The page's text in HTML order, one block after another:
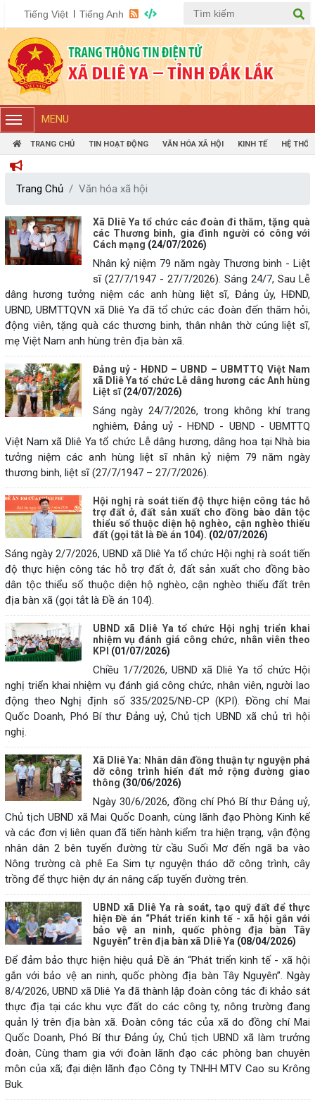
Tiếng Việt Tiếng Anh
MENU
TRANG CHỦ TIN HOẠT ĐỘNG VĂN HÓA XÃ HỘI KINH TẾ HỆ
Trang Chủ Văn hóa xã hội
Xã Dliê Ya tổ chức các đoàn đi thăm, tặng quà
các Thương binh, gia đình người có công với
Cách mạng (24/07/2026)
Nhân kỷ niệm 79 năm ngày Thương binh - Liệt
sĩ (27/7/1947 - 27/7/2026). Sáng 24/7, Sau Lễ
dâng hương tưởng niệm các anh hùng liệt sĩ, Đảng ủy, HĐND,
UBND, UBMTTQVN xã Dliê Ya đã tổ chức các đoàn đến thăm hỏi,
động viên, tặng quà các thương binh, thân nhân thờ cúng liệt sĩ,
mẹ Việt Nam anh hùng trên địa bàn xã.
Đảng uỷ - HĐND – UBND – UBMTTQ Việt Nam
xã Dliê Ya tổ chức Lễ dâng hương các Anh hùng
Liệt sĩ (24/07/2026)
Sáng ngày 24/7/2026, trong không khí trang
nghiêm, Đảng uỷ - HĐND - UBND - UBMTTQ
Việt Nam xã Dliê Ya tổ chức Lễ dâng hương, dâng hoa tại Nhà bia
tưởng niệm các anh hùng liệt sĩ nhân kỷ niệm 79 năm ngày
thương binh, liệt sĩ (27/7/1947 – 27/7/2026).
Hội nghị rà soát tiến độ thực hiện công tác hỗ
trợ đất ở, đất sản xuất cho đồng bào dân tộc
thiểu số thuộc diện hộ nghèo, cận nghèo thiếu
đất (gọi tắt là Đề án 104). (02/07/2026)
Sáng ngày 2/7/2026, UBND xã Dliê Ya tổ chức Hội nghị rà soát tiến
độ thực hiện công tác hỗ trợ đất ở, đất sản xuất cho đồng bào
dân tộc thiểu số thuộc diện hộ nghèo, cận nghèo thiếu đất trên
địa bàn xã (gọi tắt là Đề án 104).
UBND xã Dliê Ya tổ chức Hội nghị triển khai
nhiệm vụ đánh giá công chức, nhân viên theo
KPI (01/07/2026)
Chiều 1/7/2026, UBND xã Dliê Ya tổ chức Hội
nghị triển khai nhiệm vụ đánh giá công chức, nhân viên, người lao
động theo Nghị định số 335/2025/NĐ-CP (KPI). Đồng chí Mai
Quốc Doanh, Phó Bí thư Đảng uỷ, Chủ tịch UBND xã chủ trì hội
nghị.
Xã Dliê Ya: Nhân dân đồng thuận tự nguyện phá
dỡ công trình hiến đất mở rộng đường giao
thông (30/06/2026)
Ngày 30/6/2026, đồng chí Phó Bí thư Đảng uỷ,
Chủ tịch UBND xã Mai Quốc Doanh, cùng lãnh đạo Phòng Kinh kế
và các đơn vị liên quan đã tiến hành kiểm tra hiện trạng, vận động
nhân dân 2 bên tuyến đường từ cầu Suối Mơ đến ngã ba vào
Nông trường cà phê Ea Sim tự nguyện tháo dỡ công trình, cây
trồng để thực hiện dự án nâng cấp tuyến đường trên.
UBND xã Dliê Ya rà soát, tạo quỹ đất để thực
hiện Đề án “Phát triển kinh tế - xã hội gắn với
bảo vệ an ninh, quốc phòng địa bàn Tây
Nguyên” trên địa bàn xã Dliê Ya (08/04/2026)
Để đảm bảo thực hiện hiệu quả Đề án “Phát triển kinh tế - xã hội
gắn với bảo vệ an ninh, quốc phòng địa bàn Tây Nguyên”. Ngày
8/4/2026, UBND xã Dliê Ya đã thành lập đoàn công tác đi khảo sát
thực địa tại các khu vực đất do các công ty, nông trường đang
quản lý trên địa bàn xã. Đoàn công tác của xã do đồng chí Mai
Quốc Doanh, Phó Bí thư Đảng ủy, Chủ tịch UBND xã làm trưởng
đoàn, Cùng tham gia với đoàn lãnh đạo các phòng ban chuyên
môn của xã; đại diện lãnh đạo Công ty TNHH MTV Cao su Krông
Buk.